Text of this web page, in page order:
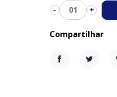
- 01 +
Compartilhar